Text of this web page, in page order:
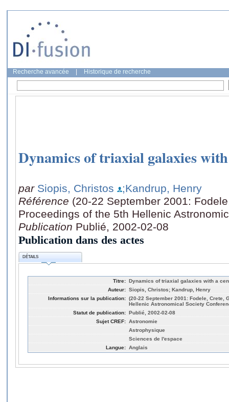
Recherche avancée Historique de recherche
Dynamics of triaxial galaxies
par Siopis, Christos
;Kandrup, Henry
Référence (20-22 September 2001:
Proceedings of the 5th Hellenic
Publication Publié, 2002-02-08
Publication dans des actes
DÉTAILS
Titre: Dynamics of triaxial galaxies with a
Auteur: Siopis, Christos; Kandrup, Henry
Informations sur la publication: (20-22 September 2001: Fodele, Crete,
Hellenic Astronomical Society
Statut de publication: Publié, 2002-02-08
Sujet CREF: Astronomie
Astrophysique
Sciences de l'espace
Langue: Anglais